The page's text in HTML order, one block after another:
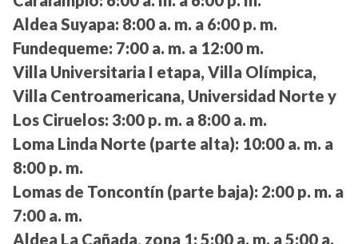
Aldea Suyapa: 8:00 a. m. a 6:00 p. m.
Fundequeme: 7:00 a. m. a 12:00 m.
Villa Universitaria I etapa, Villa Olímpica,
Villa Centroamericana, Universidad Norte y
Los Ciruelos: 3:00 p. m. a 8:00 a. m.
Loma Linda Norte (parte alta): 10:00 a. m. a
8:00 p. m.
Lomas de Toncontín (parte baja): 2:00 p. m. a
7:00 a. m.
Aldea La Cañada, zona 1: 5:00 a. m. a 5:00 a.